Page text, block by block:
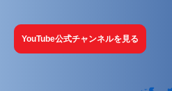
YouTube公式チャンネルを見る